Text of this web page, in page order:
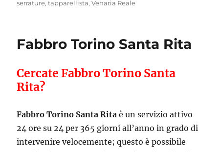
serrature,tapparellista,Venaria Reale
Fabbro Torino Santa Rita
Cercate Fabbro Torino Santa
Rita?
Fabbro Torino Santa Rita è un servizio attivo
24 ore su 24 per 365 giorni all’anno in grado di
intervenire velocemente; questo è possibile